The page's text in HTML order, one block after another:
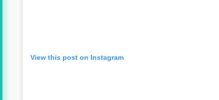
View this post on Instagram